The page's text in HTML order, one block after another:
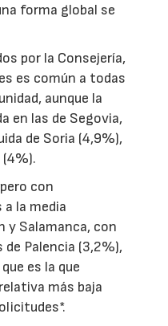
forma global se
por la Consejería,
es común a todas
aunque la
en las de Segovia,
de Soria (4,9%),
con
la media
y Salamanca, con
Palencia (3,2%),
es la que
más baja